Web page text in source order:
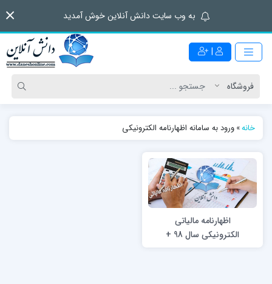
به وب سایت دانش آنلاین خوش آمدید
|
خانه»ورود به سامانه اظهارنامه الکترونیکی
اظهارنامه مالیاتی
الکترونیکی سال 98 +
راهنما